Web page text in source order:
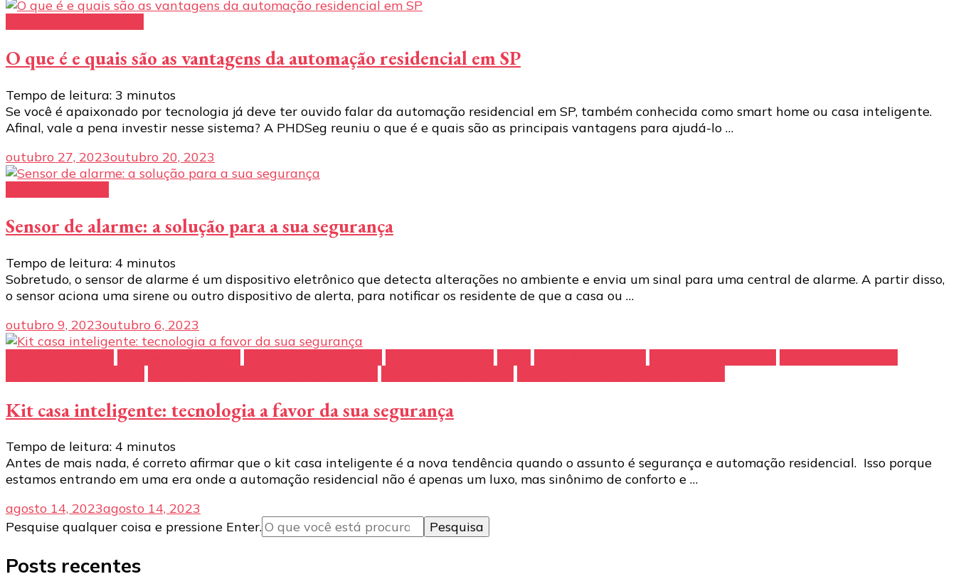
O que é e quais são as vantagens da automação residencial em SP
Tempo de leitura: 3 minutos
Se você é apaixonado por tecnologia já deve ter ouvido falar da automação residencial em SP, também conhecida como smart home ou casa inteligente.
Afinal, vale a pena investir nesse sistema? A PHDSeg reuniu o que é e quais são as principais vantagens para ajudá-lo …
outubro 27, 2023outubro 20, 2023
Sensor de alarme: a solução para a sua segurança
Tempo de leitura: 4 minutos
Sobretudo, o sensor de alarme é um dispositivo eletrônico que detecta alterações no ambiente e envia um sinal para uma central de alarme. A partir disso,
o sensor aciona uma sirene ou outro dispositivo de alerta, para notificar os residente de que a casa ou …
outubro 9, 2023outubro 6, 2023
Kit casa inteligente: tecnologia a favor da sua segurança
Tempo de leitura: 4 minutos
Antes de mais nada, é correto afirmar que o kit casa inteligente é a nova tendência quando o assunto é segurança e automação residencial. Isso porque
estamos entrando em uma era onde a automação residencial não é apenas um luxo, mas sinônimo de conforto e …
agosto 14, 2023agosto 14, 2023
Procurando
Pesquise qualquer coisa e pressione Enter.
Posts recentes